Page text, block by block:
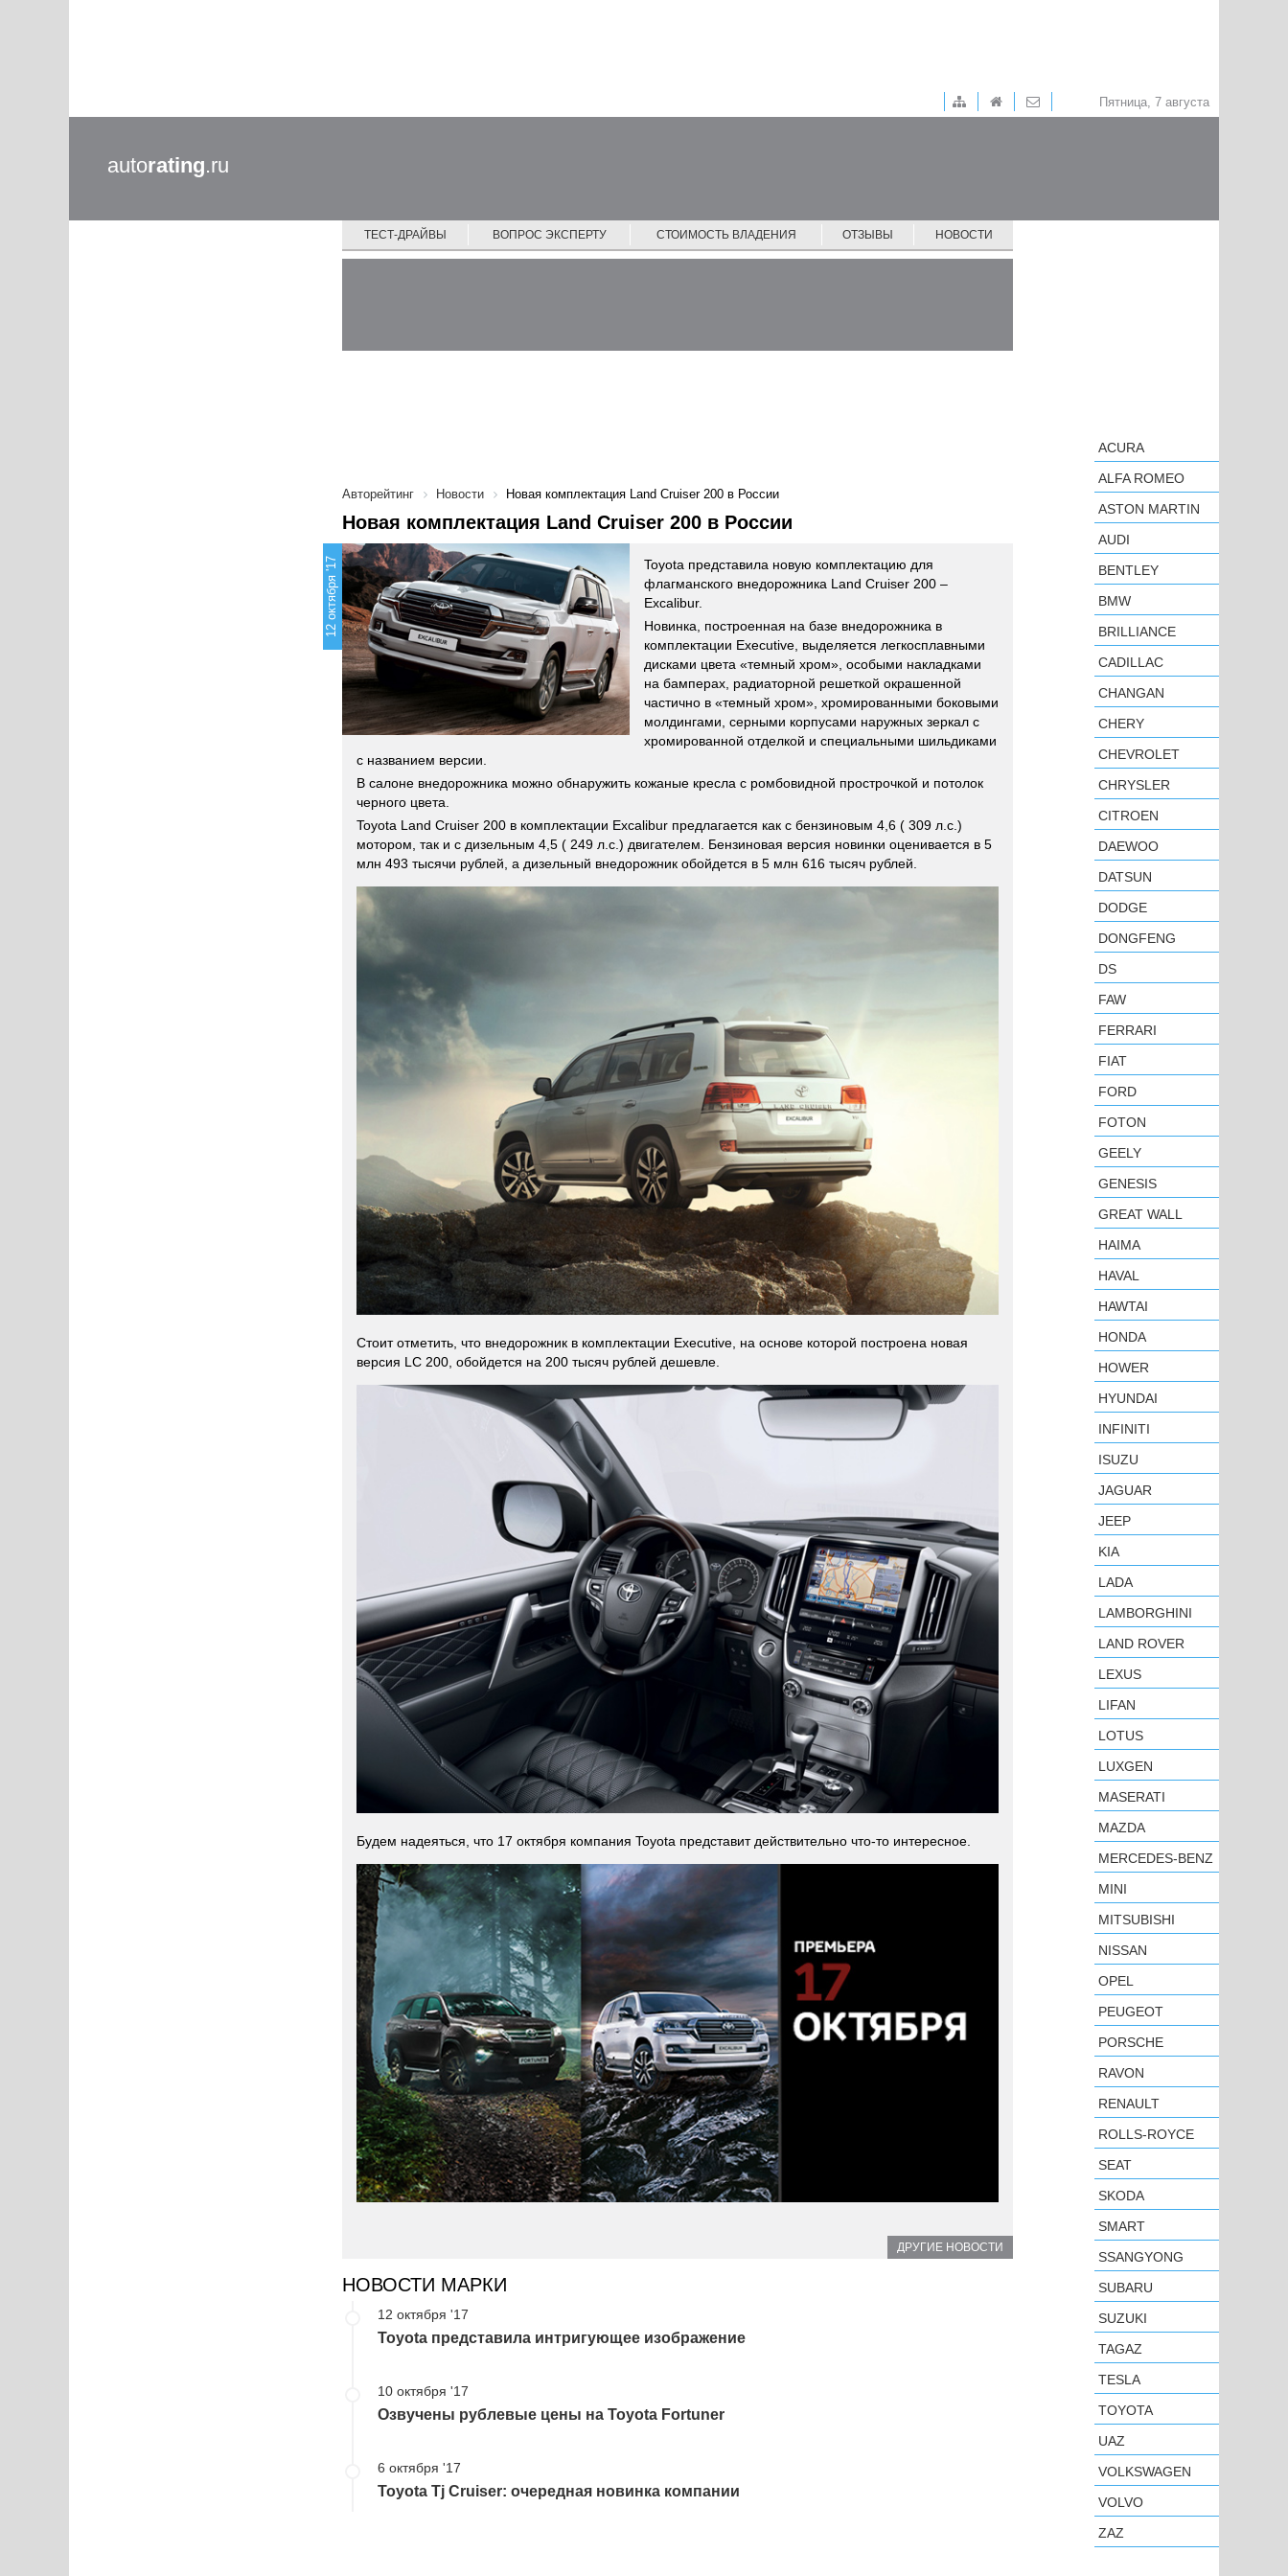
Пятница, 7 августа
autorating.ru
ТЕСТ-ДРАЙВЫ ВОПРОС ЭКСПЕРТУ СТОИМОСТЬ ВЛАДЕНИЯ ОТЗЫВЫ НОВОСТИ
Авторейтинг Новости Новая комплектация Land Cruiser 200 в России
Новая комплектация Land Cruiser 200 в России
12 октября '17
Toyota представила новую комплектацию для
флагманского внедорожника Land Cruiser 200 –
Excalibur.
Новинка, построенная на базе внедорожника в
комплектации Executive, выделяется легкосплавными
дисками цвета «темный хром», особыми накладками
на бамперах, радиаторной решеткой окрашенной
частично в «темный хром», хромированными боковыми
молдингами, серными корпусами наружных зеркал с
хромированной отделкой и специальными шильдиками
с названием версии.
В салоне внедорожника можно обнаружить кожаные кресла с ромбовидной прострочкой и потолок
черного цвета.
Toyota Land Cruiser 200 в комплектации Excalibur предлагается как с бензиновым 4,6 ( 309 л.с.)
мотором, так и с дизельным 4,5 ( 249 л.с.) двигателем. Бензиновая версия новинки оценивается в 5
млн 493 тысячи рублей, а дизельный внедорожник обойдется в 5 млн 616 тысяч рублей.
Стоит отметить, что внедорожник в комплектации Executive, на основе которой построена новая
версия LC 200, обойдется на 200 тысяч рублей дешевле.
Будем надеяться, что 17 октября компания Toyota представит действительно что-то интересное.
ДРУГИЕ НОВОСТИ
НОВОСТИ МАРКИ
12 октября '17
Toyota представила интригующее изображение
10 октября '17
Озвучены рублевые цены на Toyota Fortuner
6 октября '17
Toyota Tj Cruiser: очередная новинка компании
ACURA
ALFA ROMEO
ASTON MARTIN
AUDI
BENTLEY
BMW
BRILLIANCE
CADILLAC
CHANGAN
CHERY
CHEVROLET
CHRYSLER
CITROEN
DAEWOO
DATSUN
DODGE
DONGFENG
DS
FAW
FERRARI
FIAT
FORD
FOTON
GEELY
GENESIS
GREAT WALL
HAIMA
HAVAL
HAWTAI
HONDA
HOWER
HYUNDAI
INFINITI
ISUZU
JAGUAR
JEEP
KIA
LADA
LAMBORGHINI
LAND ROVER
LEXUS
LIFAN
LOTUS
LUXGEN
MASERATI
MAZDA
MERCEDES-BENZ
MINI
MITSUBISHI
NISSAN
OPEL
PEUGEOT
PORSCHE
RAVON
RENAULT
ROLLS-ROYCE
SEAT
SKODA
SMART
SSANGYONG
SUBARU
SUZUKI
TAGAZ
TESLA
TOYOTA
UAZ
VOLKSWAGEN
VOLVO
ZAZ